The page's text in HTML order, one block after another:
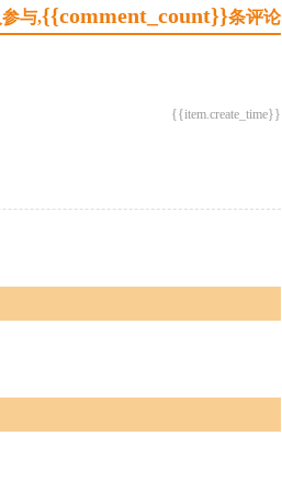
与,{{comment_count}}条评论
{{item.create_time}}